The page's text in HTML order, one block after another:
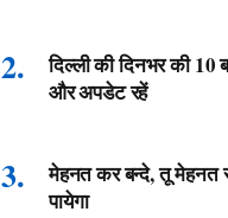
दिल्ली की दिनभर की 10
और अपडेट रहें
मेहनत कर बन्दे, तू मेहनत
पायेगा